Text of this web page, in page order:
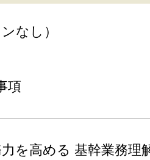
なし）
項
力を高める 基幹業務